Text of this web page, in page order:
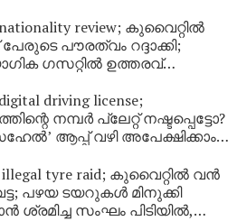
review; കുവൈറ്റിൽ
പൗരത്വം റദ്ദാക്കി;
ഗസറ്റിൽ ഉത്തരവ്
driving license;
നമ്പര്‍ പ്ലേറ്റ് നഷ്ടപ്പെട്ടോ?
ആപ്പ് വഴി അപേക്ഷിക്കാം;
illegal tyre raid; കുവൈറ്റിൽ വൻ
പഴയ ടയറുകൾ മിനുക്കി
ശ്രമിച്ച സംഘം പിടിയിൽ,